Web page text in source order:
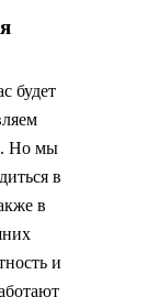
будет
Но мы
в
в
и